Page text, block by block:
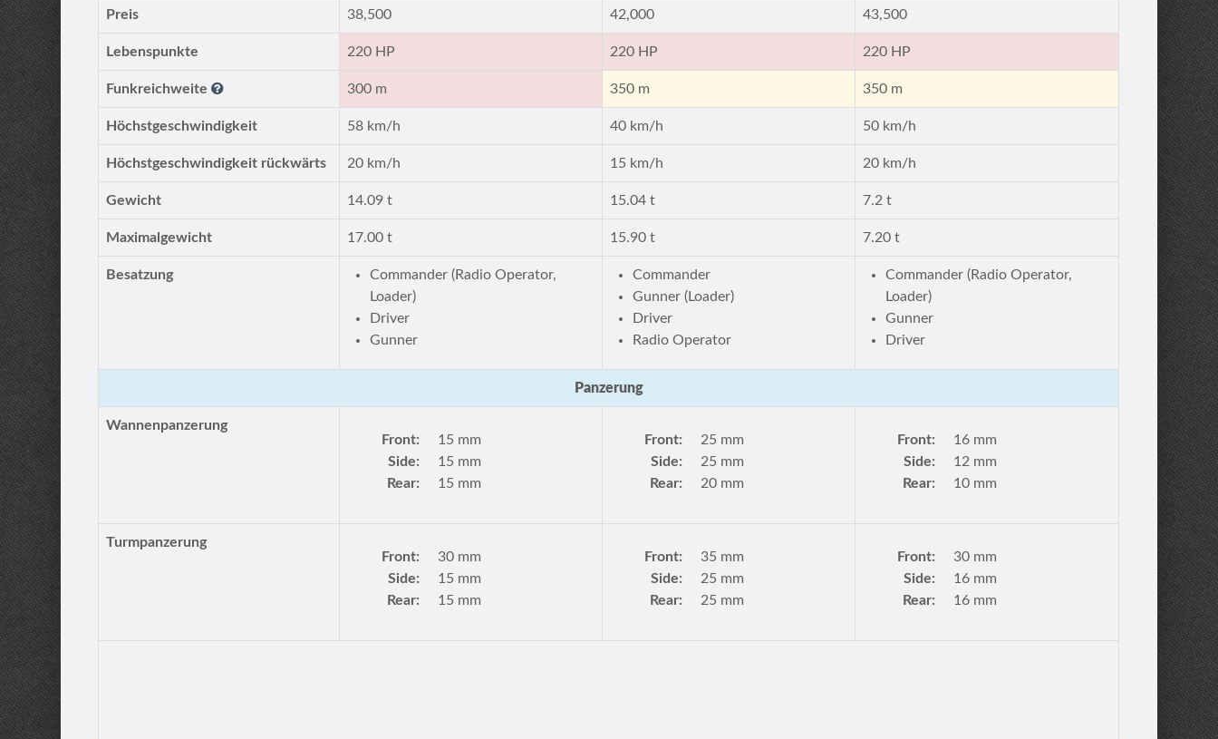
Preis 38,500 42,000 43,500
Lebenspunkte 220 HP 220 HP 220 HP
Funkreichweite 300 m 350 m 350 m
Höchstgeschwindigkeit 58 km/h 40 km/h 50 km/h
Höchstgeschwindigkeit rückwärts 20 km/h 15 km/h 20 km/h
Gewicht 14.09 t 15.04 t 7.2 t
Maximalgewicht 17.00 t 15.90 t 7.20 t
Besatzung
Commander (Radio Operator,
Loader)
Driver
Gunner
Commander
Gunner (Loader)
Driver
Radio Operator
Commander (Radio Operator,
Loader)
Gunner
Driver
Panzerung
Wannenpanzerung
Front:
15 mm
Side:
15 mm
Rear:
15 mm
Front:
25 mm
Side:
25 mm
Rear:
20 mm
Front:
16 mm
Side:
12 mm
Rear:
10 mm
Turmpanzerung
Front:
30 mm
Side:
15 mm
Rear:
15 mm
Front:
35 mm
Side:
25 mm
Rear:
25 mm
Front:
30 mm
Side:
16 mm
Rear:
16 mm